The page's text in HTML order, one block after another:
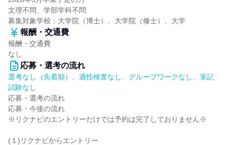
文理不問、学部学科不問
募集対象学校：大学院（博士）、大学院（修士）、大学
報酬・交通費
報酬・交通費
なし
応募・選考の流れ
選考なし（先着順）、適性検査なし、グループワークなし、筆記
試験なし
応募・選考の流れ
応募・今後の流れ
※リクナビのエントリーだけでは予約は完了しておりません※
(１)リクナビからエントリー